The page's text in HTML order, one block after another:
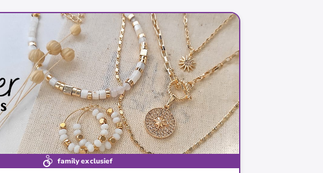
family exclusief